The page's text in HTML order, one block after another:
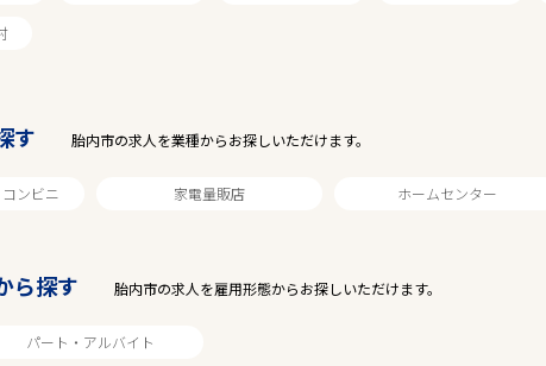
す 胎内市の求人を業種からお探しいただけます。
コンビニ 家電量販店 ホームセンター
ら探す 胎内市の求人を雇用形態からお探しいただけます。
パート・アルバイト